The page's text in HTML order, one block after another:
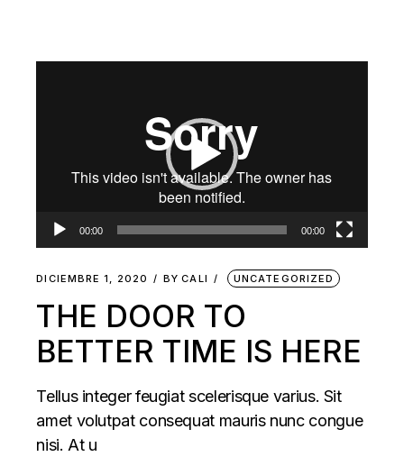
00:00 00:00
DICIEMBRE 1, 2020 BY CALI UNCATEGORIZED
THE DOOR TO
BETTER TIME IS HERE
Tellus integer feugiat scelerisque varius. Sit
amet volutpat consequat mauris nunc congue
nisi. At u